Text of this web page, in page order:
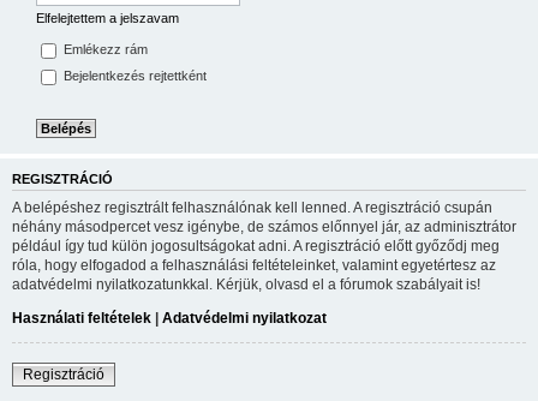
Elfelejtettem a jelszavam
Emlékezz rám
Bejelentkezés rejtettként
REGISZTRÁCIÓ
A belépéshez regisztrált felhasználónak kell lenned. A regisztráció csupán
néhány másodpercet vesz igénybe, de számos előnnyel jár, az adminisztrátor
például így tud külön jogosultságokat adni. A regisztráció előtt győződj meg
róla, hogy elfogadod a felhasználási feltételeinket, valamint egyetértesz az
adatvédelmi nyilatkozatunkkal. Kérjük, olvasd el a fórumok szabályait is!
Használati feltételek | Adatvédelmi nyilatkozat
Regisztráció